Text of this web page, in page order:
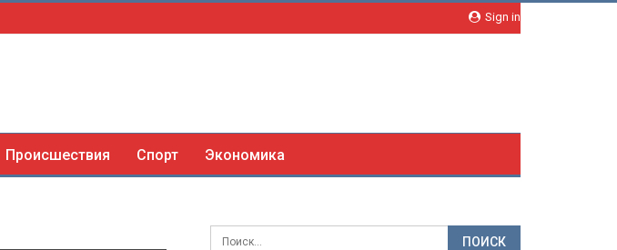
Sign in
Происшествия Спорт Экономика